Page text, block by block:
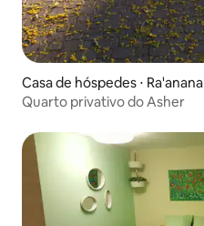
Casa de hóspedes ⋅ Ra'anana
Quarto privativo do Asher